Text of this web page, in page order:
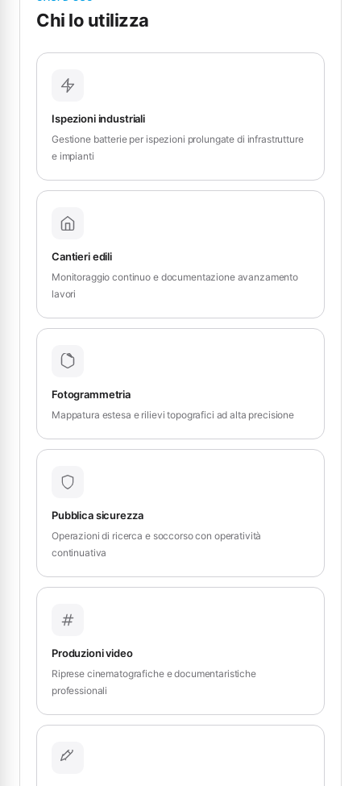
Chi lo utilizza
Ispezioni industriali
Gestione batterie per ispezioni prolungate di infrastrutture
e impianti
Cantieri edili
Monitoraggio continuo e documentazione avanzamento
lavori
Fotogrammetria
Mappatura estesa e rilievi topografici ad alta precisione
Pubblica sicurezza
Operazioni di ricerca e soccorso con operatività
continuativa
Produzioni video
Riprese cinematografiche e documentaristiche
professionali